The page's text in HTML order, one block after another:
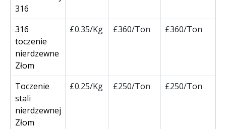
316
316
toczenie
nierdzewne
Złom
£0.35/Kg £360/Ton £360/Ton
Toczenie
stali
nierdzewnej
Złom
£0.25/Kg £250/Ton £250/Ton